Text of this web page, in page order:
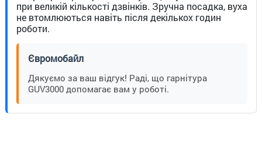
при великій кількості дзвінків. Зручна посадка, вуха
не втомлюються навіть після декількох годин
роботи.
Євромобайл
Дякуємо за ваш відгук! Раді, що гарнітура
GUV3000 допомагає вам у роботі.